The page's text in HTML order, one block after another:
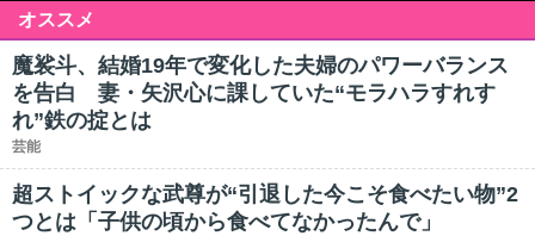
オススメ
魔裟斗、結婚19年で変化した夫婦のパワーバランス
を告白 妻・矢沢心に課していた“モラハラすれす
れ”鉄の掟とは
芸能
超ストイックな武尊が“引退した今こそ食べたい物”2
つとは「子供の頃から食べてなかったんで」